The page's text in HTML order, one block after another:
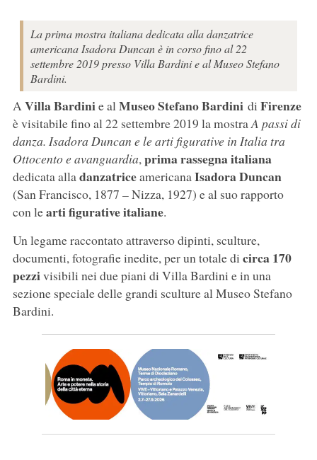
La prima mostra italiana dedicata alla danzatrice
americana Isadora Duncan è in corso fino al 22
settembre 2019 presso Villa Bardini e al Museo Stefano
Bardini.
AVilla Bardinie alMuseo Stefano Bardinidi Firenze
è visitabile fino al 22 settembre 2019 la mostraA passi di
danza. Isadora Duncan e le arti figurative in Italia tra
Ottocento e avanguardia,prima rassegna italiana
dedicata alladanzatriceamericanaIsadora Duncan
(San Francisco, 1877 – Nizza, 1927) e al suo rapporto
con learti figurative italiane.
Un legame raccontato attraverso dipinti, sculture,
documenti, fotografie inedite, per un totale di circa 170
pezzivisibili nei due piani di Villa Bardini e in una
sezione speciale delle grandi sculture al Museo Stefano
Bardini.